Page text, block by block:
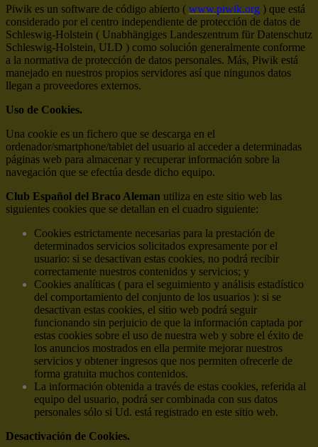
Piwik es un software de código abierto ( www.piwik.org ) que está
considerado por el centro independiente de protección de datos de
Schleswig-Holstein ( Unabhängiges Landeszentrum für Datenschutz
Schleswig-Holstein, ULD ) como solución generalmente conforme
a la normativa de protección de datos personales. Más, Piwik está
manejado en nuestros propios servidores así que ningunos datos
llegan a proveedores externos.
Uso de Cookies.
Una cookie es un fichero que se descarga en el
ordenador/smartphone/tablet del usuario al acceder a determinadas
páginas web para almacenar y recuperar información sobre la
navegación que se efectúa desde dicho equipo.
Club Español del Braco Aleman utiliza en este sitio web las
siguientes cookies que se detallan en el cuadro siguiente:
Cookies estrictamente necesarias para la prestación de
determinados servicios solicitados expresamente por el
usuario: si se desactivan estas cookies, no podrá recibir
correctamente nuestros contenidos y servicios; y
Cookies analíticas ( para el seguimiento y análisis estadístico
del comportamiento del conjunto de los usuarios ): si se
desactivan estas cookies, el sitio web podrá seguir
funcionando sin perjuicio de que la información captada por
estas cookies sobre el uso de nuestra web y sobre el éxito de
los anuncios mostrados en ella permite mejorar nuestros
servicios y obtener ingresos que nos permiten ofrecerle de
forma gratuita muchos contenidos.
La información obtenida a través de estas cookies, referida al
equipo del usuario, podrá ser combinada con sus datos
personales sólo si Ud. está registrado en este sitio web.
Desactivación de Cookies.